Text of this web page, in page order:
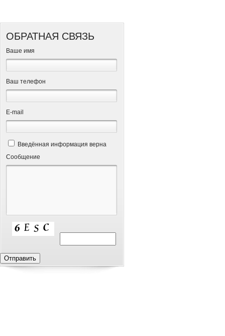
ОБРАТНАЯ СВЯЗЬ
Ваше имя
Ваш телефон
Е-mail
Введённая информация верна
Сообщение